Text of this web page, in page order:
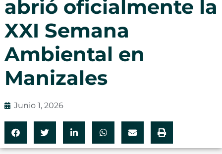
abrió oficialmente la
XXI Semana
Ambiental en
Manizales
Junio 1, 2026